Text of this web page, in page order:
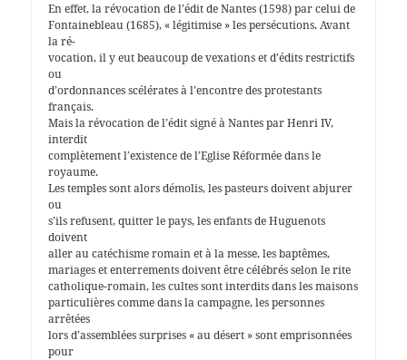
En effet, la révocation de l’édit de Nantes (1598) par celui de
Fontainebleau (1685), « légitimise » les persécutions. Avant
la ré-
vocation, il y eut beaucoup de vexations et d’édits restrictifs
ou
d’ordonnances scélérates à l’encontre des protestants
français.
Mais la révocation de l’édit signé à Nantes par Henri IV,
interdit
complètement l’existence de l’Eglise Réformée dans le
royaume.
Les temples sont alors démolis, les pasteurs doivent abjurer
ou
s’ils refusent, quitter le pays, les enfants de Huguenots
doivent
aller au catéchisme romain et à la messe, les baptêmes,
mariages et enterrements doivent être célébrés selon le rite
catholique-romain, les cultes sont interdits dans les maisons
particulières comme dans la campagne, les personnes
arrêtées
lors d’assemblées surprises « au désert » sont emprisonnées
pour